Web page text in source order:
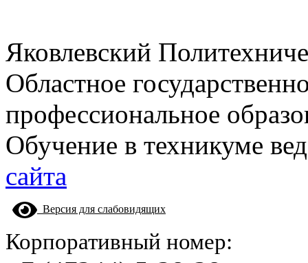
Яковлевский
Областное
профессиональное
Обучение в техникуме
сайта
Версия для слабовидящих
Корпоративный номер: